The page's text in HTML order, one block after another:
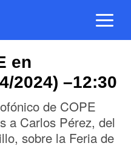
en
2024) –12:30
de COPE
a Carlos Pérez, del
sobre la Feria de